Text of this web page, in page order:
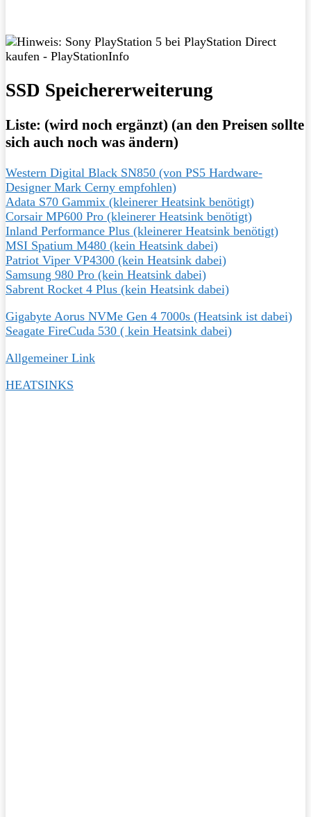
SSD Speichererweiterung
Liste: (wird noch ergänzt) (an den Preisen sollte
sich auch noch was ändern)
Western Digital Black SN850 (von PS5 Hardware-
Designer Mark Cerny empfohlen)
Adata S70 Gammix (kleinerer Heatsink benötigt)
Corsair MP600 Pro (kleinerer Heatsink benötigt)
Inland Performance Plus (kleinerer Heatsink benötigt)
MSI Spatium M480 (kein Heatsink dabei)
Patriot Viper VP4300 (kein Heatsink dabei)
Samsung 980 Pro (kein Heatsink dabei)
Sabrent Rocket 4 Plus (kein Heatsink dabei)
Gigabyte Aorus NVMe Gen 4 7000s (Heatsink ist dabei)
Seagate FireCuda 530 ( kein Heatsink dabei)
Allgemeiner Link
HEATSINKS